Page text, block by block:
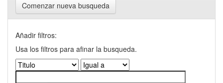
Comenzar nueva busqueda
Añadir filtros:
Usa los filtros para afinar la busqueda.